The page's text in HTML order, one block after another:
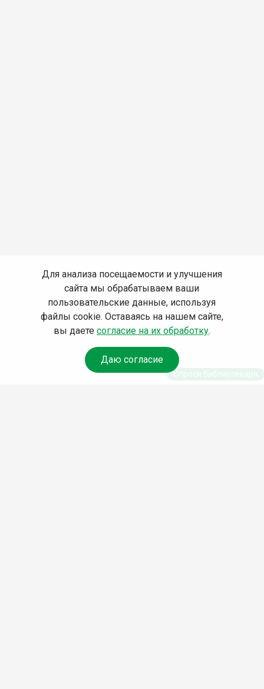
Для анализа посещаемости и улучшения
сайта мы обрабатываем ваши
пользовательские данные, используя
файлы cookie. Оставаясь на нашем сайте,
вы даете согласие на их обработку.
Даю согласие
Спроси библиотекаря